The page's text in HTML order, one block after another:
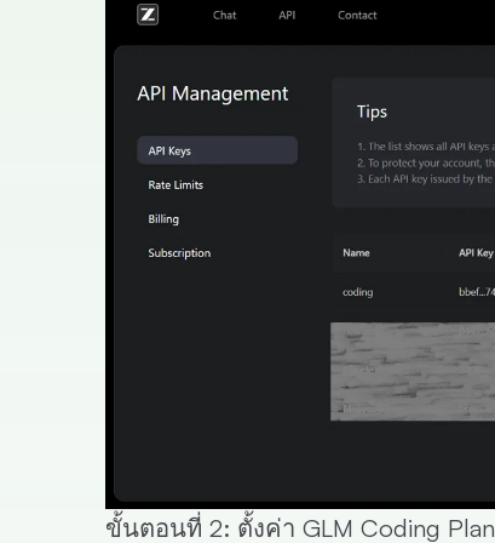
ขั้นตอนที่ 2: ตั้งค่า GLM Coding Plan